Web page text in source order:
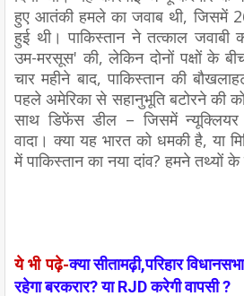
हुए आतंकी हमले का जवाब थी, जिसमें 26
हुई थी। पाकिस्तान ने तत्काल जवाबी
उम-मरसूस' की, लेकिन दोनों पक्षों के
चार महीने बाद, पाकिस्तान की
पहले अमेरिका से सहानुभूति बटोरने की
साथ डिफेंस डील – जिसमें न्यूक्लियर
वादा। क्या यह भारत को धमकी है, या
में पाकिस्तान का नया दांव? हमने तथ्यों
ये भी पढ़े-क्या सीतामढ़ी,परिहार
रहेगा बरकरार? या RJD करेगी वापसी ?